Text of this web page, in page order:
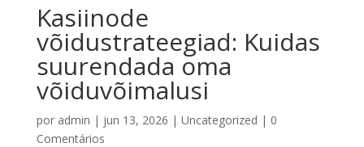
Kasiinode
võidustrateegiad: Kuidas
suurendada oma
võiduvõimalusi
por admin | jun 13, 2026 | Uncategorized | 0
Comentários